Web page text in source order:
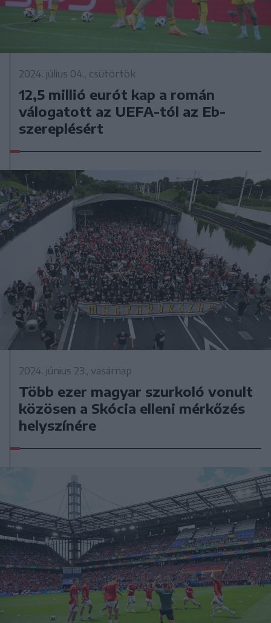
2024. július 04., csütörtök
12,5 millió eurót kap a román
válogatott az UEFA-tól az Eb-
szereplésért
2024. június 23., vasárnap
Több ezer magyar szurkoló vonult
közösen a Skócia elleni mérkőzés
helyszínére